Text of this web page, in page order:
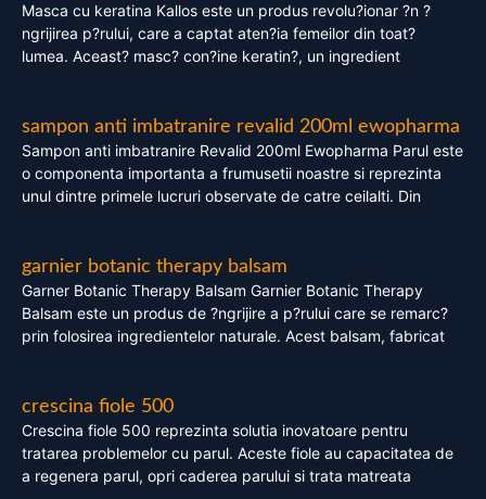
Masca cu keratina Kallos este un produs revolu?ionar ?n ?
ngrijirea p?rului, care a captat aten?ia femeilor din toat?
lumea. Aceast? masc? con?ine keratin?, un ingredient
sampon anti imbatranire revalid 200ml ewopharma
Sampon anti imbatranire Revalid 200ml Ewopharma Parul este
o componenta importanta a frumusetii noastre si reprezinta
unul dintre primele lucruri observate de catre ceilalti. Din
garnier botanic therapy balsam
Garner Botanic Therapy Balsam Garnier Botanic Therapy
Balsam este un produs de ?ngrijire a p?rului care se remarc?
prin folosirea ingredientelor naturale. Acest balsam, fabricat
crescina fiole 500
Crescina fiole 500 reprezinta solutia inovatoare pentru
tratarea problemelor cu parul. Aceste fiole au capacitatea de
a regenera parul, opri caderea parului si trata matreata